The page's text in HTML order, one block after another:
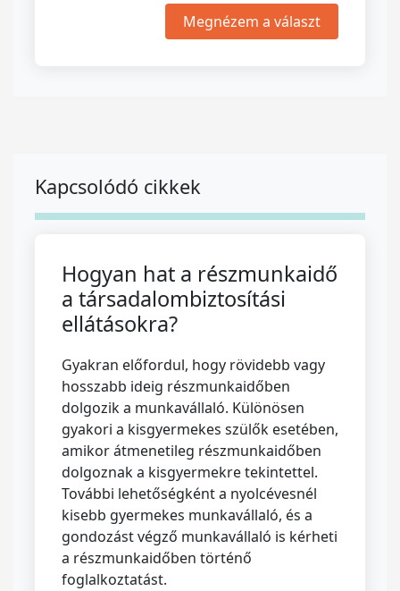
Megnézem a választ
Kapcsolódó cikkek
Hogyan hat a részmunkaidő
a társadalombiztosítási
ellátásokra?
Gyakran előfordul, hogy rövidebb vagy
hosszabb ideig részmunkaidőben
dolgozik a munkavállaló. Különösen
gyakori a kisgyermekes szülők esetében,
amikor átmenetileg részmunkaidőben
dolgoznak a kisgyermekre tekintettel.
További lehetőségként a nyolcévesnél
kisebb gyermekes munkavállaló, és a
gondozást végző munkavállaló is kérheti
a részmunkaidőben történő
foglalkoztatást.